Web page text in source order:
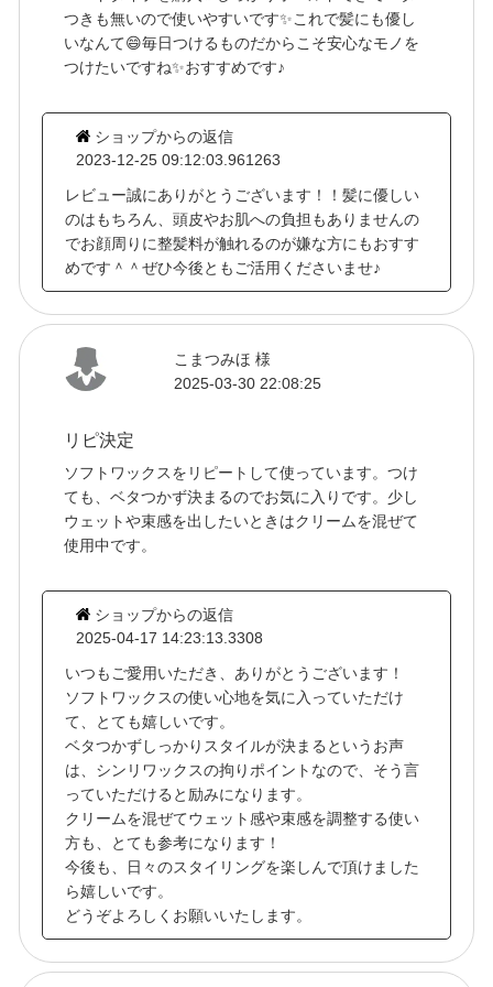
つきも無いので使いやすいです✨これで髪にも優し
いなんて😄毎日つけるものだからこそ安心なモノを
つけたいですね✨おすすめです♪
ショップからの返信
2023-12-25 09:12:03.961263
レビュー誠にありがとうございます！！髪に優しい
のはもちろん、頭皮やお肌への負担もありませんの
でお顔周りに整髪料が触れるのが嫌な方にもおすす
めです＾＾ぜひ今後ともご活用くださいませ♪
こまつみほ 様
2025-03-30 22:08:25
リピ決定
ソフトワックスをリピートして使っています。つけ
ても、ベタつかず決まるのでお気に入りです。少し
ウェットや束感を出したいときはクリームを混ぜて
使用中です。
ショップからの返信
2025-04-17 14:23:13.3308
いつもご愛用いただき、ありがとうございます！
ソフトワックスの使い心地を気に入っていただけ
て、とても嬉しいです。
ベタつかずしっかりスタイルが決まるというお声
は、シンリワックスの拘りポイントなので、そう言
っていただけると励みになります。
クリームを混ぜてウェット感や束感を調整する使い
方も、とても参考になります！
今後も、日々のスタイリングを楽しんで頂けました
ら嬉しいです。
どうぞよろしくお願いいたします。